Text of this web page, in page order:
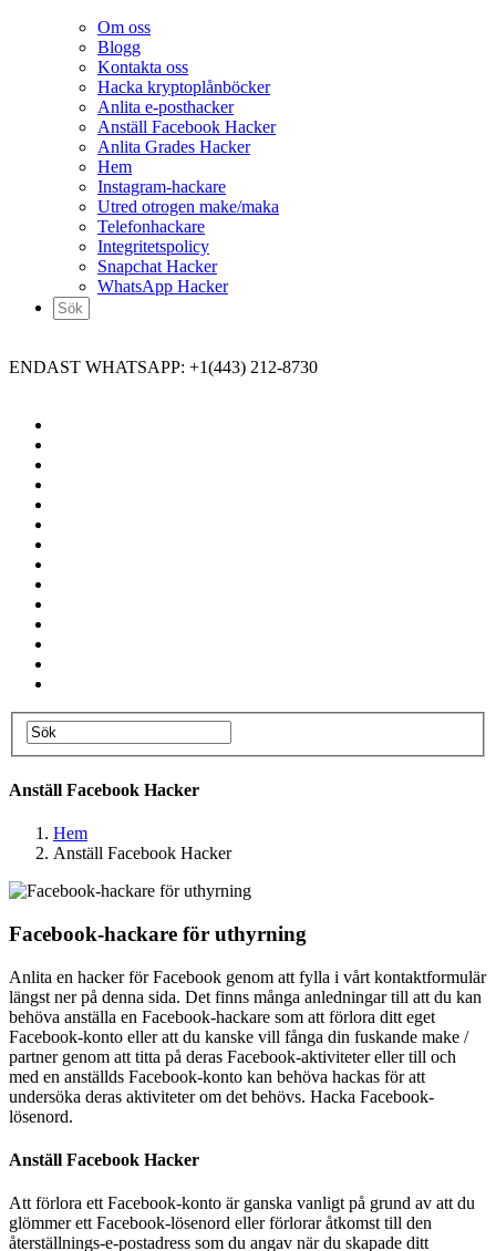
Om oss
Blogg
Kontakta oss
Hacka kryptoplånböcker
Anlita e-posthacker
Anställ Facebook Hacker
Anlita Grades Hacker
Hem
Instagram-hackare
Utred otrogen make/maka
Telefonhackare
Integritetspolicy
Snapchat Hacker
WhatsApp Hacker
ENDAST WHATSAPP: +1(443) 212-8730
Anställ Facebook Hacker
Hem
Anställ Facebook Hacker
Facebook-hackare för uthyrning
Anlita en hacker för Facebook genom att fylla i vårt kontaktformulär
längst ner på denna sida. Det finns många anledningar till att du kan
behöva anställa en Facebook-hackare som att förlora ditt eget
Facebook-konto eller att du kanske vill fånga din fuskande make /
partner genom att titta på deras Facebook-aktiviteter eller till och
med en anställds Facebook-konto kan behöva hackas för att
undersöka deras aktiviteter om det behövs. Hacka Facebook-
lösenord.
Anställ Facebook Hacker
Att förlora ett Facebook-konto är ganska vanligt på grund av att du
glömmer ett Facebook-lösenord eller förlorar åtkomst till den
återställnings-e-postadress som du angav när du skapade ditt